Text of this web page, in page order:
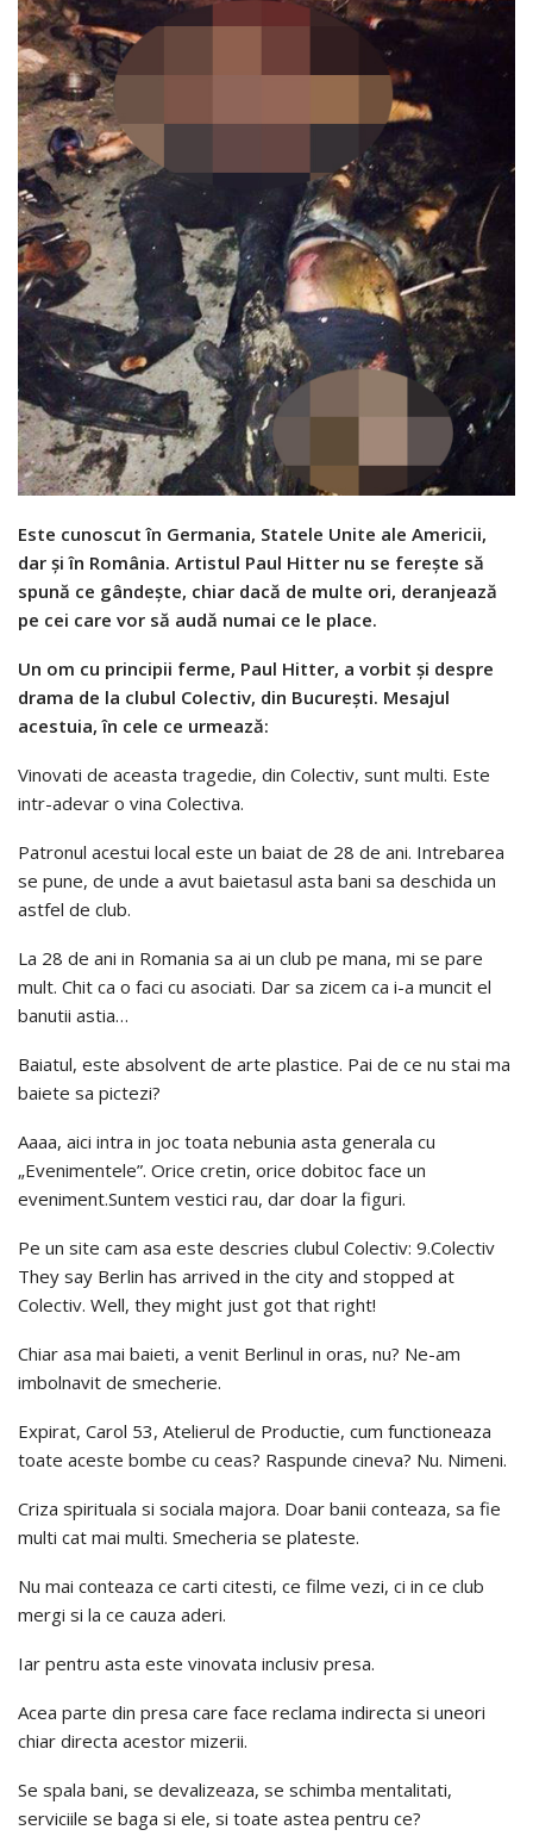
Este cunoscut în Germania, Statele Unite ale Americii,
dar și în România. Artistul Paul Hitter nu se ferește să
spună ce gândește, chiar dacă de multe ori, deranjează
pe cei care vor să audă numai ce le place.
Un om cu principii ferme, Paul Hitter, a vorbit și despre
drama de la clubul Colectiv, din București. Mesajul
acestuia, în cele ce urmează:
Vinovati de aceasta tragedie, din Colectiv, sunt multi. Este
intr-adevar o vina Colectiva.
Patronul acestui local este un baiat de 28 de ani. Intrebarea
se pune, de unde a avut baietasul asta bani sa deschida un
astfel de club.
La 28 de ani in Romania sa ai un club pe mana, mi se pare
mult. Chit ca o faci cu asociati. Dar sa zicem ca i-a muncit el
banutii astia…
Baiatul, este absolvent de arte plastice. Pai de ce nu stai ma
baiete sa pictezi?
Aaaa, aici intra in joc toata nebunia asta generala cu
„Evenimentele”. Orice cretin, orice dobitoc face un
eveniment.Suntem vestici rau, dar doar la figuri.
Pe un site cam asa este descries clubul Colectiv: 9.Colectiv
They say Berlin has arrived in the city and stopped at
Colectiv. Well, they might just got that right!
Chiar asa mai baieti, a venit Berlinul in oras, nu? Ne-am
imbolnavit de smecherie.
Expirat, Carol 53, Atelierul de Productie, cum functioneaza
toate aceste bombe cu ceas? Raspunde cineva? Nu. Nimeni.
Criza spirituala si sociala majora. Doar banii conteaza, sa fie
multi cat mai multi. Smecheria se plateste.
Nu mai conteaza ce carti citesti, ce filme vezi, ci in ce club
mergi si la ce cauza aderi.
Iar pentru asta este vinovata inclusiv presa.
Acea parte din presa care face reclama indirecta si uneori
chiar directa acestor mizerii.
Se spala bani, se devalizeaza, se schimba mentalitati,
serviciile se baga si ele, si toate astea pentru ce?